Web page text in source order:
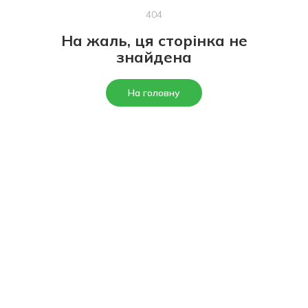
404
На жаль, ця сторінка не
знайдена
На головну